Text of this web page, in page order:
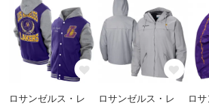
ロサンゼルス・レ
ロサンゼルス・レ
ロ